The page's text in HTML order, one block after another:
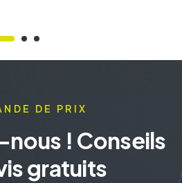
DE PRIX
! Conseils
gratuits